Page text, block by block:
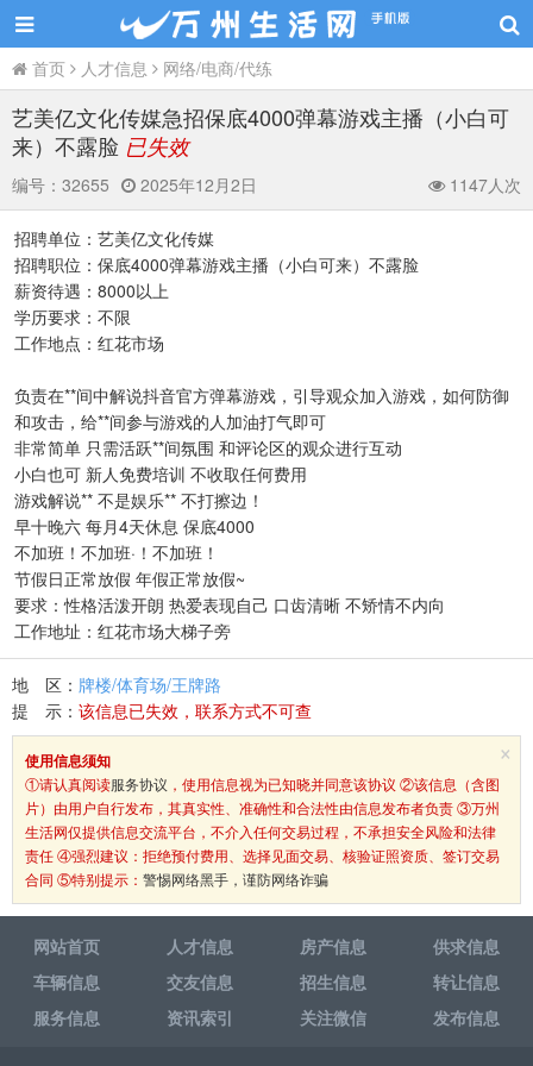
首页 人才信息 网络/电商/代练
艺美亿文化传媒急招保底4000弹幕游戏主播（小白可
来）不露脸 已失效
编号： 32655 2025年12月2日 1147人次
招聘单位：艺美亿文化传媒
招聘职位：保底4000弹幕游戏主播（小白可来）不露脸
薪资待遇：8000以上
学历要求：不限
工作地点：红花市场
负责在**间中解说抖音官方弹幕游戏，引导观众加入游戏，如何防御
和攻击，给**间参与游戏的人加油打气即可
非常简单 只需活跃**间氛围 和评论区的观众进行互动
小白也可 新人免费培训 不收取任何费用
游戏解说** 不是娱乐** 不打擦边！
早十晚六 每月4天休息 保底4000
不加班！不加班·！不加班！
节假日正常放假 年假正常放假~
要求：性格活泼开朗 热爱表现自己 口齿清晰 不矫情不内向
工作地址：红花市场大梯子旁
地 区： 牌楼/体育场/王牌路
提 示： 该信息已失效，联系方式不可查
×
使用信息须知
①请认真阅读服务协议 ，使用信息视为已知晓并同意该协议 ②该信息（含图
片）由用户自行发布，其真实性、准确性和合法性由信息发布者负责 ③万州
生活网仅提供信息交流平台，不介入任何交易过程，不承担安全风险和法律
责任 ④强烈建议：拒绝预付费用、选择见面交易、核验证照资质、签订交易
合同 ⑤特别提示： 警惕网络黑手，谨防网络诈骗
网站首页 人才信息 房产信息
供求信息
车辆信息
交友信息 招生信息
转让信息
服务信息
资讯索引 关注微信 发布信息